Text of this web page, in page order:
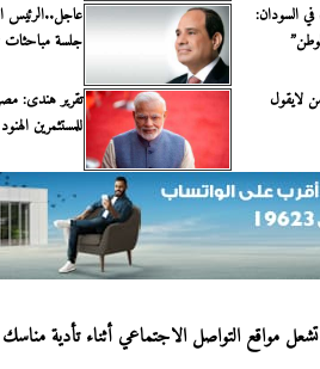
السودان:
عاجل..الرئيس
جلسة مباحثات
لايقول
تقرير هندى:
للمستثمرين الهنود
مواقع التواصل الاجتماعي أثناء تأدية مناسك